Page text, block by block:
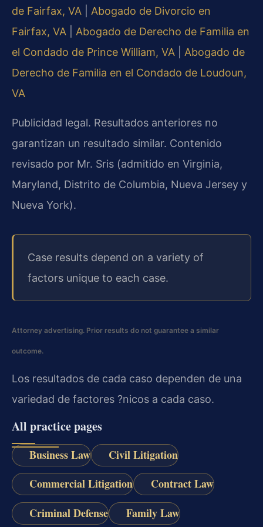
de Fairfax, VA
Abogado de Divorcio en
Fairfax, VA
Abogado de Derecho de Familia en
el Condado de Prince William, VA
Abogado de
Derecho de Familia en el Condado de Loudoun,
VA
Publicidad legal. Resultados anteriores no
garantizan un resultado similar. Contenido
revisado por Mr. Sris (admitido en Virginia,
Maryland, Distrito de Columbia, Nueva Jersey y
Nueva York).
Case results depend on a variety of
factors unique to each case.
Attorney advertising. Prior results do not guarantee a similar
outcome.
Los resultados de cada caso dependen de una
variedad de factores ?nicos a cada caso.
All practice pages
Business Law
Civil Litigation
Commercial Litigation
Contract Law
Criminal Defense
Family Law